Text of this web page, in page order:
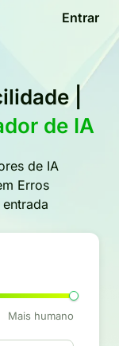
Entrar
|
de IA
de IA
Erros
Mais humano